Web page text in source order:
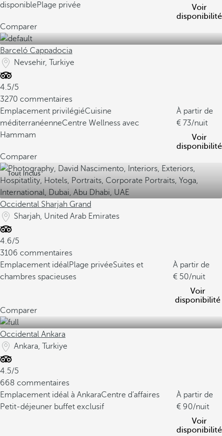
disponiblePlage privée
Voir
disponibilité
Comparer
Barceló Cappadocia
Nevsehir, Turkiye
4.5/5
3270 commentaires
Emplacement privilégiéCuisine
méditerranéenneCentre Wellness avec
Hammam
À partir de
73/nuit
Voir
disponibilité
Comparer
Tout Inclus
Occidental Sharjah Grand
Sharjah, United Arab Emirates
4.6/5
3106 commentaires
Emplacement idéalPlage privéeSuites et
chambres spacieuses
À partir de
50/nuit
Voir
disponibilité
Comparer
Occidental Ankara
Ankara, Turkiye
4.5/5
668 commentaires
Emplacement idéal à AnkaraCentre d’affaires
Petit-déjeuner buffet exclusif
À partir de
90/nuit
Voir
disponibilité